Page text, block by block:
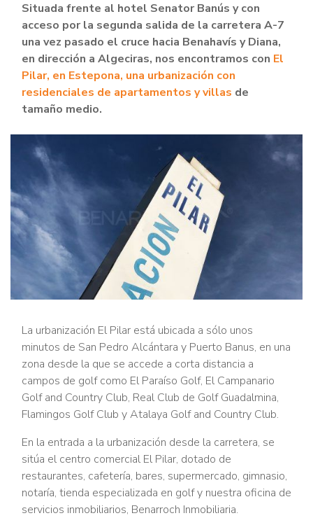
Situada frente al hotel Senator Banús y con
acceso por la segunda salida de la carretera A-7
una vez pasado el cruce hacia Benahavís y Diana,
en dirección a Algeciras, nos encontramos con El
Pilar, en Estepona, una urbanización con
residenciales de apartamentos y villas de
tamaño medio.
La urbanización El Pilar está ubicada a sólo unos
minutos de San Pedro Alcántara y Puerto Banus, en una
zona desde la que se accede a corta distancia a
campos de golf como El Paraíso Golf, El Campanario
Golf and Country Club, Real Club de Golf Guadalmina,
Flamingos Golf Club y Atalaya Golf and Country Club.
En la entrada a la urbanización desde la carretera, se
sitúa el centro comercial El Pilar, dotado de
restaurantes, cafetería, bares, supermercado, gimnasio,
notaría, tienda especializada en golf y nuestra oficina de
servicios inmobiliarios, Benarroch Inmobiliaria.